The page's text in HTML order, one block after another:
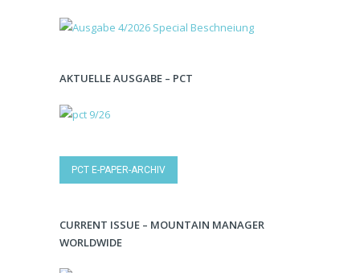
AKTUELLE AUSGABE – PCT
PCT E-PAPER-ARCHIV
CURRENT ISSUE – MOUNTAIN MANAGER
WORLDWIDE